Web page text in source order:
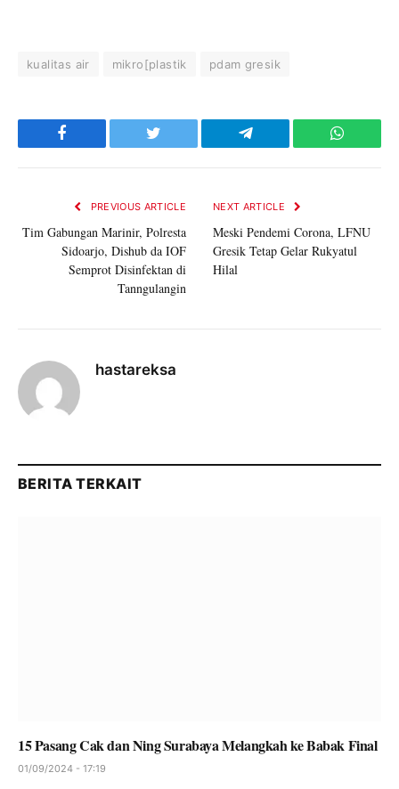
kualitas air mikro[plastik pdam gresik
Facebook Twitter Telegram
PREVIOUS ARTICLE
Tim Gabungan Marinir, Polresta
Sidoarjo, Dishub da IOF
Semprot Disinfektan di
Tanngulangin
NEXT ARTICLE
Meski Pendemi Corona, LFNU
Gresik Tetap Gelar Rukyatul
Hilal
hastareksa
BERITA TERKAIT
15 Pasang Cak dan Ning Surabaya Melangkah ke Babak Final
01/09/2024 - 17:19